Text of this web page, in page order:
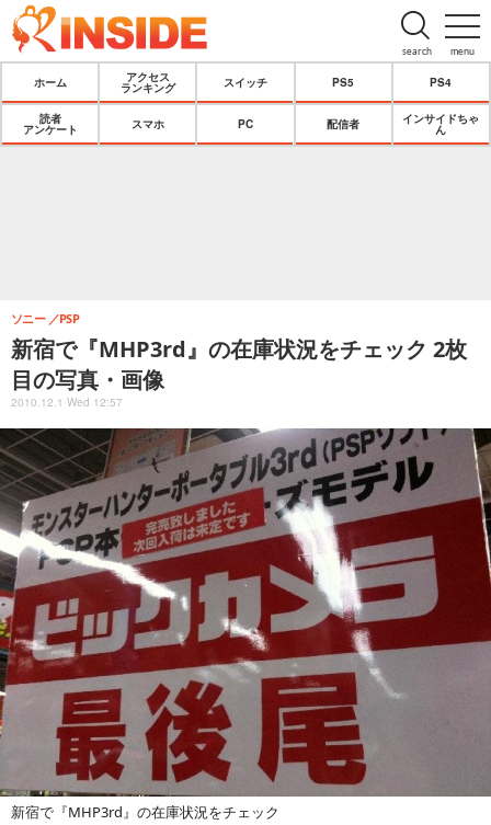
menu
search
ホーム
アクセス
ランキング
スイッチ PS5 PS4
読者
アンケート
スマホ PC 配信者
インサイドちゃ
ん
新宿で『MHP3rd』の在庫状況をチェック 2枚
目の写真・画像
ソニー PSP
2010.12.1 Wed 12:57
新宿で『MHP3rd』の在庫状況をチェック